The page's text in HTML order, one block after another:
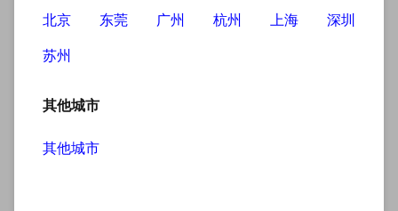
hungry
北京 东莞 广州 杭州 上海
深圳
苏州
其他城市
其他城市